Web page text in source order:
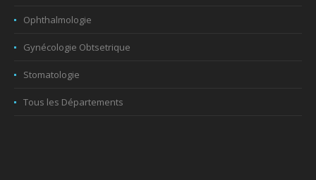
Ophthalmologie
Gynécologie Obtsetrique
Stomatologie
Tous les Départements